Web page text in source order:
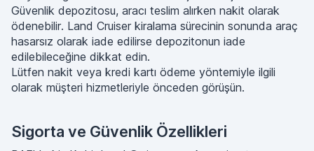
Güvenlik depozitosu, aracı teslim alırken nakit olarak
ödenebilir. Land Cruiser kiralama sürecinin sonunda araç
hasarsız olarak iade edilirse depozitonun iade
edilebileceğine dikkat edin.
Lütfen nakit veya kredi kartı ödeme yöntemiyle ilgili
olarak müşteri hizmetleriyle önceden görüşün.
Sigorta ve Güvenlik Özellikleri